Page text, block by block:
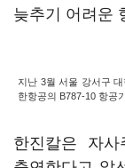
늦추기 어려운
지난 3월 서울 강서구
한항공의 B787-10 항공
한진칼은 자사